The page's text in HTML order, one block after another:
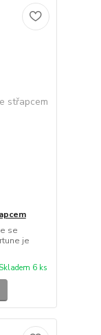
se
je
Skladem 6 ks